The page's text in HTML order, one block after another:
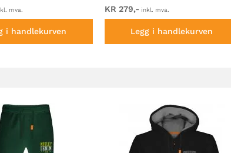
mva.
i handlekurven
KR 279,- inkl. mva.
Legg i handlekurven